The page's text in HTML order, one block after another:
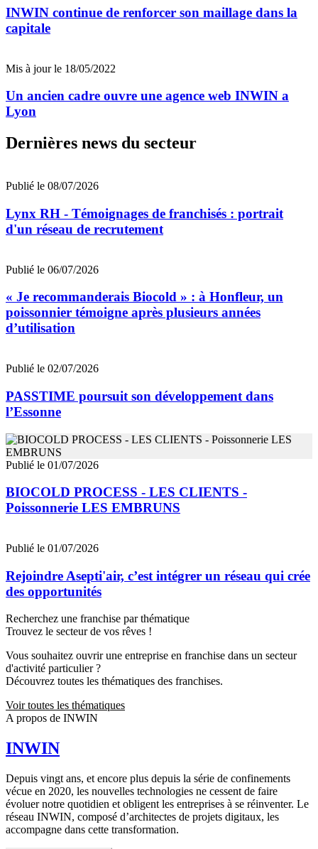
INWIN continue de renforcer son maillage dans la
capitale
Mis à jour le 18/05/2022
Un ancien cadre ouvre une agence web INWIN a
Lyon
Dernières news du secteur
Publié le 08/07/2026
Lynx RH - Témoignages de franchisés : portrait
d'un réseau de recrutement
Publié le 06/07/2026
« Je recommanderais Biocold » : à Honfleur, un
poissonnier témoigne après plusieurs années
d’utilisation
Publié le 02/07/2026
PASSTIME poursuit son développement dans
l’Essonne
Publié le 01/07/2026
BIOCOLD PROCESS - LES CLIENTS -
Poissonnerie LES EMBRUNS
Publié le 01/07/2026
Rejoindre Asepti'air, c’est intégrer un réseau qui crée
des opportunités
Recherchez une franchise par thématique
Trouvez le secteur de vos rêves !
Vous souhaitez ouvrir une entreprise en franchise dans un secteur
d'activité particulier ?
Découvrez toutes les thématiques des franchises.
Voir toutes les thématiques
A propos de INWIN
INWIN
Depuis vingt ans, et encore plus depuis la série de confinements
vécue en 2020, les nouvelles technologies ne cessent de faire
évoluer notre quotidien et obligent les entreprises à se réinventer. Le
réseau INWIN, composé d’architectes de projets digitaux, les
accompagne dans cette transformation.